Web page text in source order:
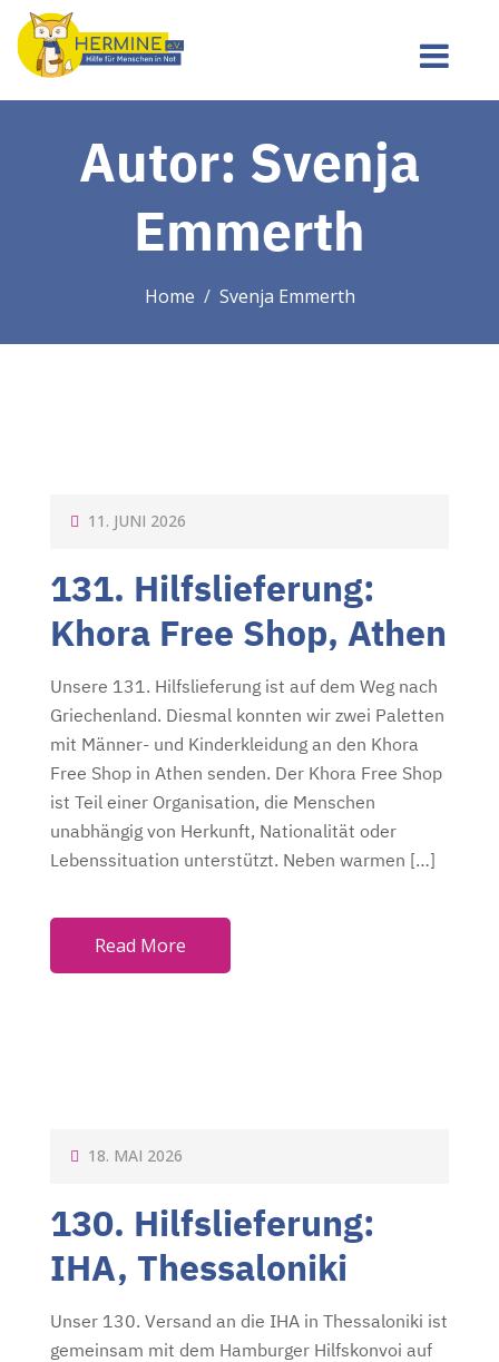
Autor: Svenja
Emmerth
Home Svenja Emmerth
P
S
E
O
N
11. JUNI 2026
131. Hilfslieferung:
Khora Free Shop, Athen
Unsere 131. Hilfslieferung ist auf dem Weg nach
Griechenland. Diesmal konnten wir zwei Paletten
mit Männer- und Kinderkleidung an den Khora
Free Shop in Athen senden. Der Khora Free Shop
ist Teil einer Organisation, die Menschen
unabhängig von Herkunft, Nationalität oder
Lebenssituation unterstützt. Neben warmen […]
Read More
P
S
E
O
18. MAI 2026
130. Hilfslieferung:
IHA, Thessaloniki
Unser 130. Versand an die IHA in Thessaloniki ist
gemeinsam mit dem Hamburger Hilfskonvoi auf